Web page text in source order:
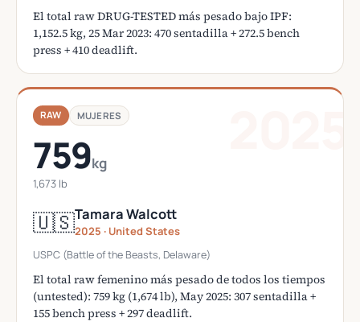
El total raw DRUG-TESTED más pesado bajo IPF:
1,152.5 kg, 25 Mar 2023: 470 sentadilla + 272.5 bench
press + 410 deadlift.
RAW MUJERES
759kg
1,673 lb
🇺🇸Tamara Walcott
2025 · United States
USPC (Battle of the Beasts, Delaware)
El total raw femenino más pesado de todos los tiempos
(untested): 759 kg (1,674 lb), May 2025: 307 sentadilla +
155 bench press + 297 deadlift.